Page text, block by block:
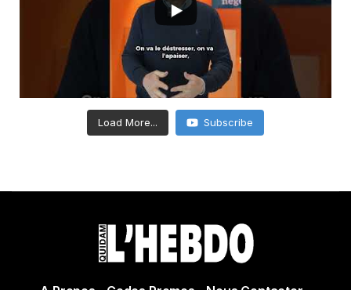
Load More... Subscribe